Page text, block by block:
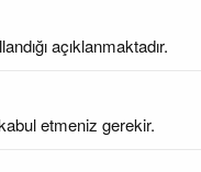
açıklanmaktadır.
etmeniz gerekir.